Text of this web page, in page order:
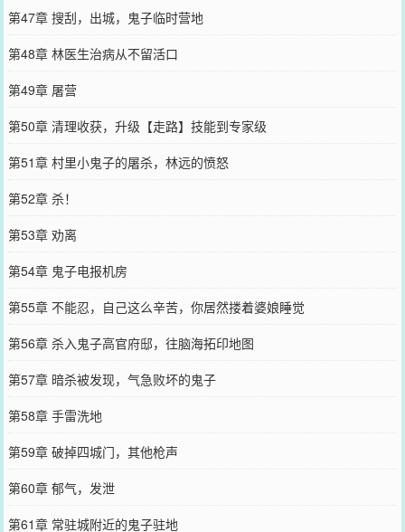
第47章 搜刮，出城，鬼子临时营地
第48章 林医生治病从不留活口
第49章 屠营
第50章 清理收获，升级【走路】技能到专家级
第51章 村里小鬼子的屠杀，林远的愤怒
第52章 杀！
第53章 劝离
第54章 鬼子电报机房
第55章 不能忍，自己这么辛苦，你居然搂着婆娘睡觉
第56章 杀入鬼子高官府邸，往脑海拓印地图
第57章 暗杀被发现，气急败坏的鬼子
第58章 手雷洗地
第59章 破掉四城门，其他枪声
第60章 郁气，发泄
第61章 常驻城附近的鬼子驻地